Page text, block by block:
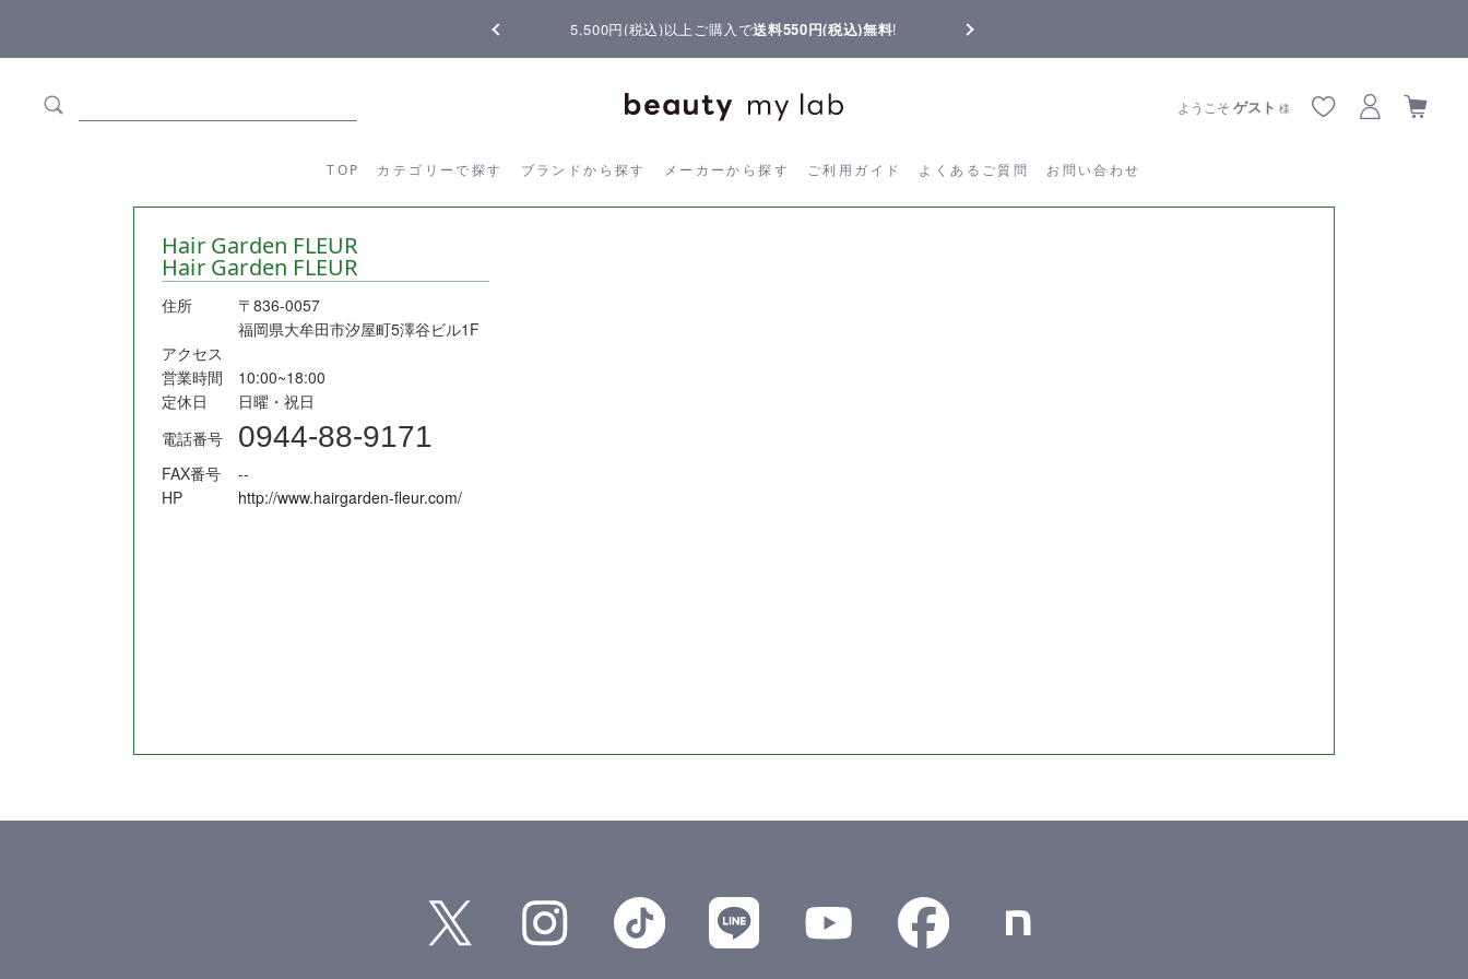
5,500円(税込)以上ご購入で送料550円(税込)無料!
TOP カテゴリーで探す ブランドから探す メーカーから探す ご利用ガイド よくあるご質問 お問い合わせ
ようこそゲスト 様
カテゴリーから探す ブランドから探す メーカーから探す ご利用ガイド よくあるご質問
Hair Garden FLEUR
Hair Garden FLEUR
住所
〒836-0057
福岡県大牟田市汐屋町5澤谷ビル1F
アクセス
営業時間
10:00~18:00
定休日
日曜・祝日
電話番号
0944-88-9171
FAX番号
--
HP
http://www.hairgarden-fleur.com/